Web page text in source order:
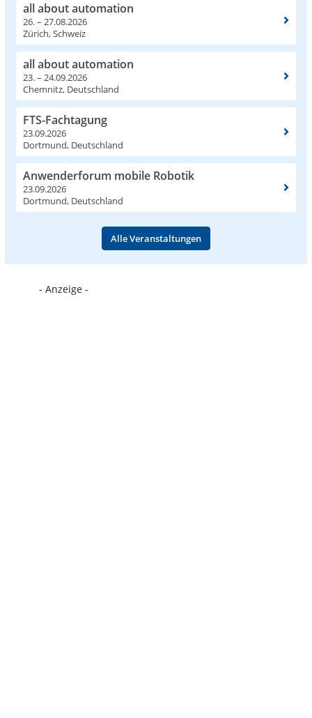
all about automation
26. – 27.08.2026
Zürich, Schweiz
all about automation
23. – 24.09.2026
Chemnitz, Deutschland
FTS-Fachtagung
23.09.2026
Dortmund, Deutschland
Anwenderforum mobile Robotik
23.09.2026
Dortmund, Deutschland
Alle Veranstaltungen
- Anzeige -